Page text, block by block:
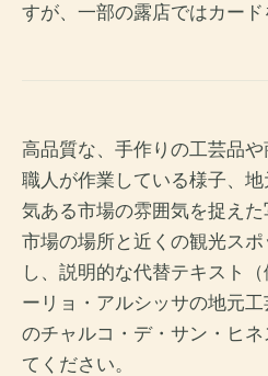
すが、一部の露店ではカード
高品質な、手作りの工芸品や
職人が作業している様子、
気ある市場の雰囲気を捉えた
市場の場所と近くの観光ス
し、説明的な代替テキスト
ーリョ・アルシッサの地元
のチャルコ・デ・サン・ヒ
てください。